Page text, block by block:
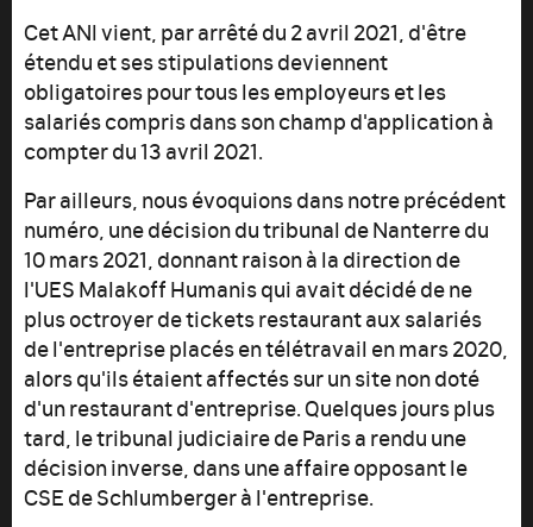
Cet ANI vient, par arrêté du 2 avril 2021, d'être
étendu et ses stipulations deviennent
obligatoires pour tous les employeurs et les
salariés compris dans son champ d'application à
compter du 13 avril 2021.
Par ailleurs, nous évoquions dans notre précédent
numéro, une décision du tribunal de Nanterre du
10 mars 2021, donnant raison à la direction de
l'UES Malakoff Humanis qui avait décidé de ne
plus octroyer de tickets restaurant aux salariés
de l'entreprise placés en télétravail en mars 2020,
alors qu'ils étaient affectés sur un site non doté
d'un restaurant d'entreprise. Quelques jours plus
tard, le tribunal judiciaire de Paris a rendu une
décision inverse, dans une affaire opposant le
CSE de Schlumberger à l'entreprise.